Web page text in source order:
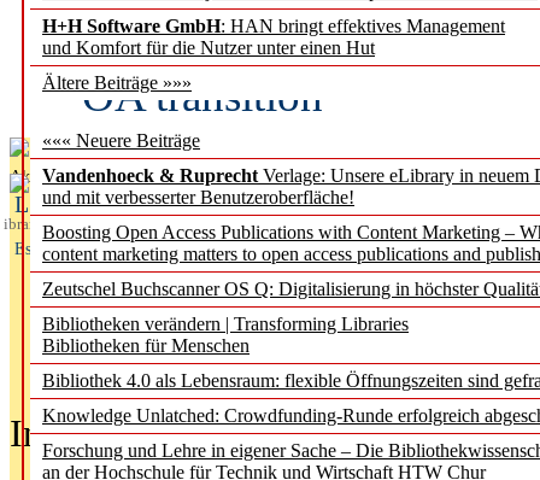
H+H Software GmbH: HAN bringt effektives Management
und Komfort für die Nutzer unter einen Hut
Ältere Beiträge »»»
««« Neuere Beiträge
Vandenhoeck & Ruprecht Verlage: Unsere eLibrary in neuem
und mit verbesserter Benutzeroberfläche!
Boosting Open Access Publications with Content Marketing –
content marketing matters to open access publications and
Zeutschel Buchscanner OS Q: Digitalisierung in höchster
Bibliotheken verändern | Transforming Libraries
Bibliotheken für Menschen
Bibliothek 4.0 als Lebensraum: flexible Öffnungszeiten sind
Knowledge Unlatched: Crowdfunding-Runde erfolgreich
Forschung und Lehre in eigener Sache – Die
an der Hochschule für Technik und Wirtschaft HTW Chur
transformative
OA transition
Aktuelles aus
L
ibrary
Essentials
In der Ausgabe05/2026(Juni/Juli